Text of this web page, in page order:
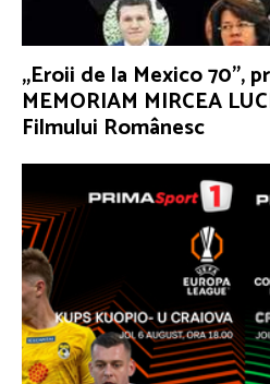
„Eroii de la Mexico 70”,
MEMORIAM MIRCEA
Filmului Românesc